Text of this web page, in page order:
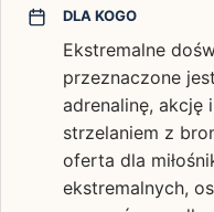
DLA KOGO
Ekstremalne
przeznaczone
adrenalinę, akcję
strzelaniem z
oferta dla
ekstremalnych,